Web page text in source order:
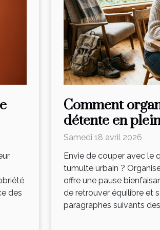
des
Comment
détente en
Samedi 18 avril 2026
Envie de couper avec le
tumulte urbain ?
offre une pause
de retrouver équilibre et
paragraphes suivants